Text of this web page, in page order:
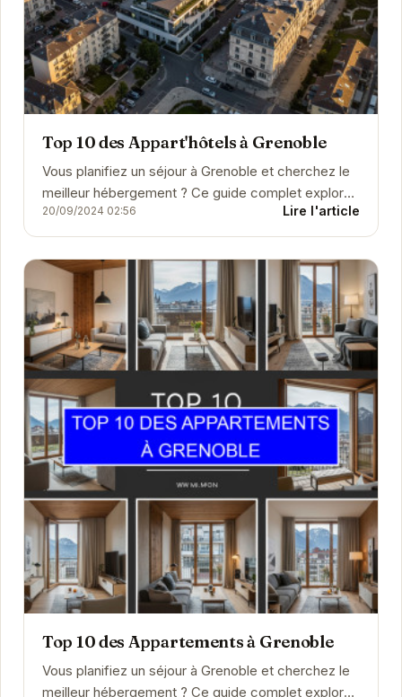
Top 10 des Appart'hôtels à Grenoble
Vous planifiez un séjour à Grenoble et cherchez le
meilleur hébergement ? Ce guide complet explore
une large sélection d'hôtels, de chambres
d'hôtes,...
20/09/2024 02:56 Lire l'article
Top 10 des Appartements à Grenoble
Vous planifiez un séjour à Grenoble et cherchez le
meilleur hébergement ? Ce guide complet explore